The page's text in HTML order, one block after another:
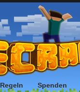
Regeln Spenden